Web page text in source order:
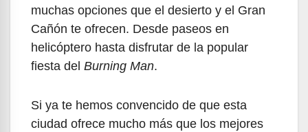
muchas opciones que el desierto y el Gran
Cañón te ofrecen. Desde paseos en
helicóptero hasta disfrutar de la popular
fiesta del Burning Man.
Si ya te hemos convencido de que esta
ciudad ofrece mucho más que los mejores